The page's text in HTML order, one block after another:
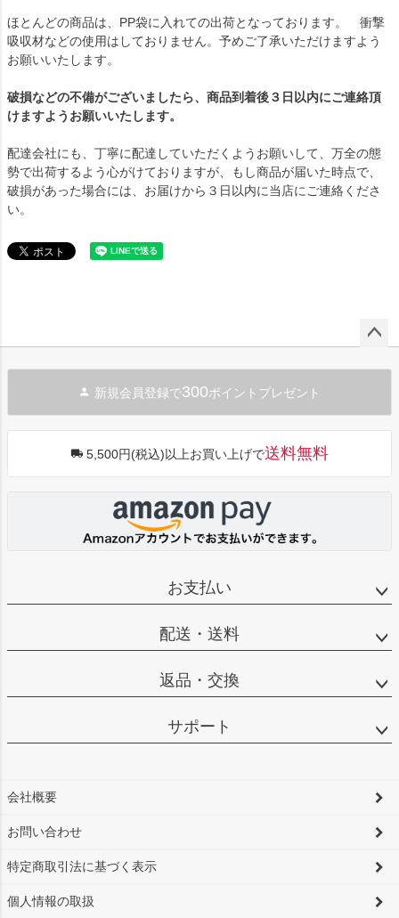
ほとんどの商品は、PP袋に入れての出荷となっております。 衝撃
吸収材などの使用はしておりません。予めご了承いただけますよう
お願いいたします。
破損などの不備がございましたら、商品到着後３日以内にご連絡頂
けますようお願いいたします。
配達会社にも、丁寧に配達していただくようお願いして、万全の態
勢で出荷するよう心がけておりますが、もし商品が届いた時点で、
破損があった場合には、お届けから３日以内に当店にご連絡くださ
い。
へ
新規会員登録で300ポイントプレゼント
5,500円(税込)以上お買い上げで送料無料
お支払い
配送・送料
返品・交換
サポート
会社概要
お問い合わせ
特定商取引法に基づく表示
個人情報の取扱